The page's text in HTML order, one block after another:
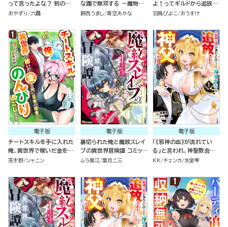
って言ったよな？ 剣の魔
法じゃなくてさ？ ～ギフト
少女たちと駆け抜ける～
おやずり 六轟
な踵で無双する ～魔物を
即死させて楽しんでいた
壊しました～（１）
餅西うまし 青空あかな
よ！ってギルドから追放し
たくせに、後から復帰要請
仲間と出会った俺はこっち
で最強を目指す！（５）
羽鳥ぴよこ おうすけ
電子版
チートスキルを手に入れた
俺、異世界で稼いだ金を元
に日本の田舎でのんびり過
版）
茨木野 シャニン
電子版
裏切られた俺と魔紋スレイ
ブの異世界冒険譚 コミック
版 （1）
ムラ黒江 葉月二三
電子版
「《邪神の血》が流れてい
る」と言われ、神聖教会を
追放された神父です。 ～理
されたら、信仰対象の女神
様も一緒についてきちゃい
ました～ コミック版 （1）
KK チェンカ 氷室雫